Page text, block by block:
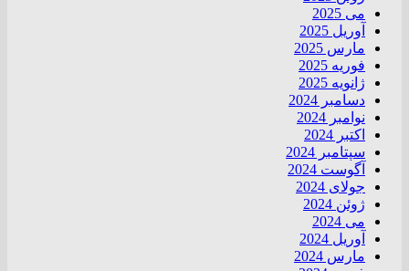
می 2025
آوریل 2025
مارس 2025
فوریه 2025
ژانویه 2025
دسامبر 2024
نوامبر 2024
اکتبر 2024
سپتامبر 2024
آگوست 2024
جولای 2024
ژوئن 2024
می 2024
آوریل 2024
مارس 2024